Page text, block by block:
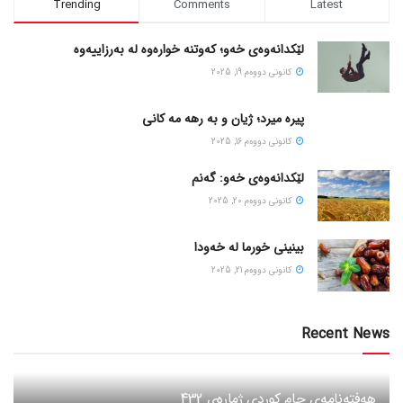
Trending Comments Latest
لێکدانەوەی خەو؛ کەوتنە خوارەوە لە بەرزاییەوە
كانونی دووه‌م 19, 2025
پیره میرد؛ ژیان و به رهه مه کانی
كانونی دووه‌م 16, 2025
لێکدانەوەی خەو: گەنم
كانونی دووه‌م 20, 2025
بینینی خورما لە خەودا
كانونی دووه‌م 21, 2025
Recent News